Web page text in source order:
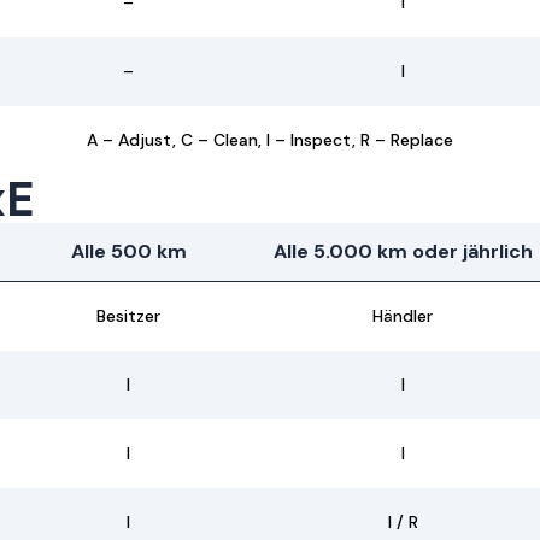
– I
A – Adjust, C – Clean, I – Inspect, R – Replace
Alle 500 km Alle 5.000 km oder jährlich
Besitzer Händler
I I
I I
I I / R